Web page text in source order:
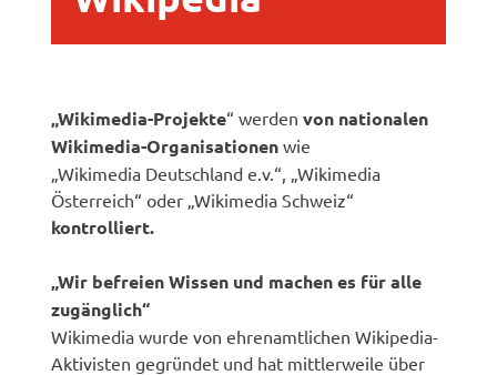
„Wikimedia-Projekte“ werdenvon nationalen
Wikimedia-Organisationenwie
„Wikimedia Deutschland e.v.“, „Wikimedia
Österreich“ oder „Wikimedia Schweiz“
kontrolliert.
„Wir befreien Wissen und machen es für alle
zugänglich“
Wikimedia wurde von ehrenamtlichen Wikipedia-
Aktivisten gegründet und hat mittlerweile über